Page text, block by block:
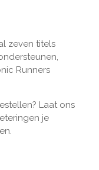
zeven titels
Runners
Laat ons
je